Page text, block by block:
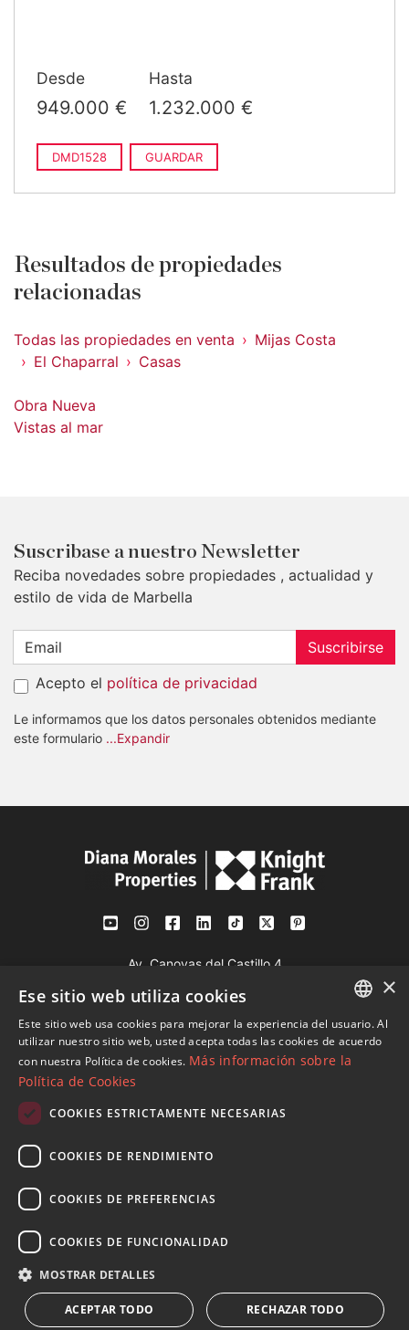
Desde
949.000 €
Hasta
1.232.000 €
DMD1528 GUARDAR
Resultados de propiedades
relacionadas
Todas las propiedades en venta
Mijas Costa
El Chaparral
Casas
Obra Nueva
Vistas al mar
Suscribase a nuestro Newsletter
Reciba novedades sobre propiedades , actualidad y
estilo de vida de Marbella
Suscribirse
Acepto el política de privacidad
Le informamos que los datos personales obtenidos mediante
este formulario ...Expandir
Av. Canovas del Castillo 4
29601 Marbella
Ver en mapa
Mob:+34 601 636 766
info@dmproperties.com
© Copyright 1989 - 2026 Diana Morales Properties Knight
Frank ·
Web & SEO
ENGLISH
SPANISH
×
Ese sitio web utiliza cookies
Este sitio web usa cookies para mejorar la experiencia del usuario. Al
utilizar nuestro sitio web, usted acepta todas las cookies de acuerdo
con nuestra Política de cookies. Más información sobre la
Política de Cookies
COOKIES ESTRICTAMENTE NECESARIAS
COOKIES DE RENDIMIENTO
COOKIES DE PREFERENCIAS
COOKIES DE FUNCIONALIDAD
MOSTRAR DETALLES
ACEPTAR TODO RECHAZAR TODO